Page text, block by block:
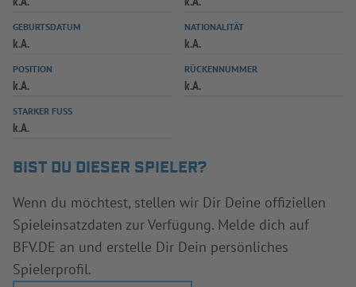
SPIELPLUS
GEBURTSDATUM
k.A.
NATIONALITÄT
k.A.
POSITION
k.A.
RÜCKENNUMMER
k.A.
STARKER FUSS
k.A.
BIST DU DIESER SPIELER?
Wenn du möchtest, stellen wir Dir Deine offiziellen
Spieleinsatzdaten zur Verfügung. Melde dich auf
BFV.DE an und erstelle Dir Dein persönliches
Spielerprofil.